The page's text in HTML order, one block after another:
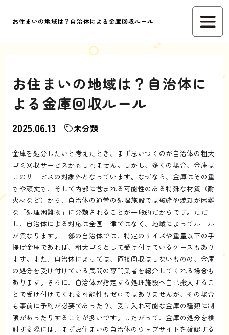
お住まいの地域は？自治体による金庫回収ルール
お住まいの地域は？自治体に
よる金庫回収ルール
2025.06.13 未分類
金庫を処分したいと考えたとき、まず思いつくのが自治体の粗大
ゴミ回収サービスかもしれません。しかし、多くの場合、金庫は
このサービスの対象外となっています。なぜなら、金庫はその重
さや頑丈さ、そして内部に含まれる可能性のある特殊な材質（耐
火材など）から、自治体の通常の処理施設では破砕や焼却が困難
な「処理困難物」に分類されることが一般的だからです。ただ
し、自治体による対応は全国一律ではなく、地域によってルール
が異なります。一部の自治体では、特定のサイズや重量以下の手
提げ金庫であれば、粗大ゴミとして受け付けているケースもあり
ます。また、自治体によっては、直接回収はしないものの、金庫
の処分を受け付けている民間の専門業者を紹介してくれる場合も
あります。さらに、自治体が指定する処理施設へ自己搬入するこ
とで受け付けてくれる可能性もゼロではありませんが、その場合
も事前に予約が必要であったり、受け入れ可能な金庫の種類に制
限があったりすることが多いです。したがって、金庫の処分を検
討する際には、まずお住まいの自治体のウェブサイトを確認する